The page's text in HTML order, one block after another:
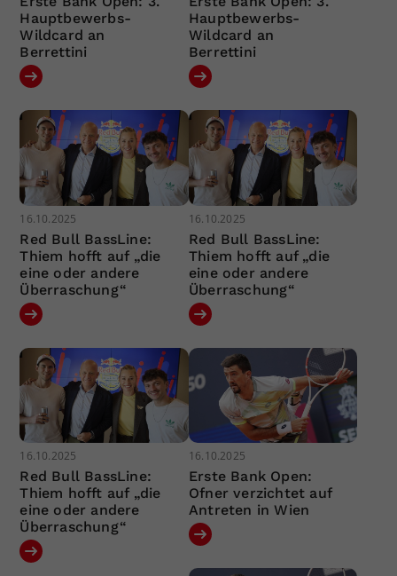
Hauptbewerbs-
Wildcard an
Berrettini
Hauptbewerbs-
Wildcard an
Berrettini
16.10.2025
Red Bull BassLine:
Thiem hofft auf „die
eine oder andere
Überraschung“
16.10.2025
Red Bull BassLine:
Thiem hofft auf „die
eine oder andere
Überraschung“
16.10.2025
Red Bull BassLine:
Thiem hofft auf „die
eine oder andere
Überraschung“
16.10.2025
Erste Bank Open:
Ofner verzichtet auf
Antreten in Wien